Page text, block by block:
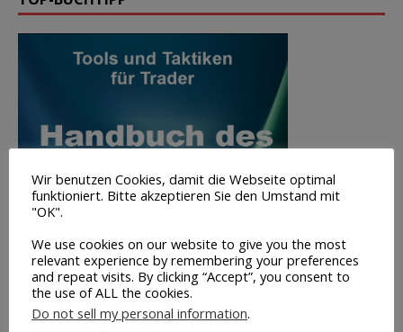
Wir benutzen Cookies, damit die Webseite optimal
funktioniert. Bitte akzeptieren Sie den Umstand mit
"OK".
We use cookies on our website to give you the most
relevant experience by remembering your preferences
and repeat visits. By clicking “Accept”, you consent to
the use of ALL the cookies.
Do not sell my personal information.